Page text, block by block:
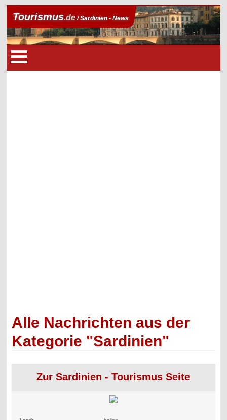
Tourismus.de/ Sardinien - News
Alle Nachrichten aus der
Kategorie "Sardinien"
Zur Sardinien - Tourismus Seite